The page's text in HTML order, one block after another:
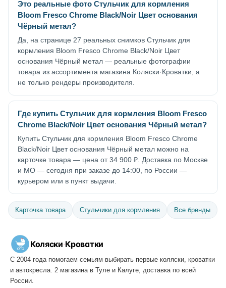
Это реальные фото Стульчик для кормления
Bloom Fresco Chrome Black/Noir Цвет основания
Чёрный метал?
Да, на странице 27 реальных снимков Стульчик для
кормления Bloom Fresco Chrome Black/Noir Цвет
основания Чёрный метал — реальные фотографии
товара из ассортимента магазина Коляски·Кроватки, а
не только рендеры производителя.
Где купить Стульчик для кормления Bloom Fresco
Chrome Black/Noir Цвет основания Чёрный метал?
Купить Стульчик для кормления Bloom Fresco Chrome
Black/Noir Цвет основания Чёрный метал можно на
карточке товара — цена от 34 900 ₽. Доставка по Москве
и МО — сегодня при заказе до 14:00, по России —
курьером или в пункт выдачи.
Карточка товара Стульчики для кормления Все бренды
Коляски·Кроватки
С 2004 года помогаем семьям выбирать первые коляски, кроватки
и автокресла. 2 магазина в Туле и Калуге, доставка по всей
России.